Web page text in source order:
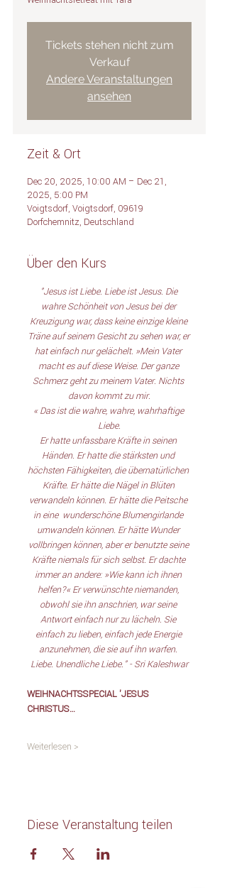
Tickets stehen nicht zum
Verkauf
Andere Veranstaltungen
ansehen
Zeit & Ort
Dec 20, 2025, 10:00 AM – Dec 21,
2025, 5:00 PM
Voigtsdorf, Voigtsdorf, 09619
Dorfchemnitz, Deutschland
Über den Kurs
"Jesus ist Liebe. Liebe ist Jesus. Die
wahre Schönheit von Jesus bei der
Kreuzigung war, dass keine einzige kleine
Träne auf seinem Gesicht zu sehen war, er
hat einfach nur gelächelt. »Mein Vater
macht es auf diese Weise. Der ganze
Schmerz geht zu meinem Vater. Nichts
davon kommt zu mir.
« Das ist die wahre, wahre, wahrhaftige
Liebe.
Er hatte unfassbare Kräfte in seinen
Händen. Er hatte die stärksten und
höchsten Fähigkeiten, die übernatürlichen
Kräfte. Er hätte die Nägel in Blüten
verwandeln können. Er hätte die Peitsche
in eine  wunderschöne Blumengirlande
umwandeln können. Er hätte Wunder
vollbringen können, aber er benutzte seine
Kräfte niemals für sich selbst. Er dachte
immer an andere: »Wie kann ich ihnen
helfen?« Er verwünschte niemanden,
obwohl sie ihn anschrien, war seine
Antwort einfach nur zu lächeln. Sie
einfach zu lieben, einfach jede Energie
anzunehmen, die sie auf ihn warfen.
Liebe. Unendliche Liebe." - Sri Kaleshwar
WEIHNACHTSSPECIAL 'JESUS
CHRISTUS…
Weiterlesen >
Diese Veranstaltung teilen